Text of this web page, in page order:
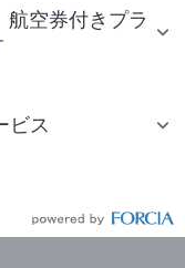
空券付きプラ
ビス